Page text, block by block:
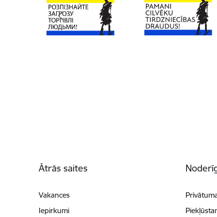
Ātrās saites
Vakances
Iepirkumi